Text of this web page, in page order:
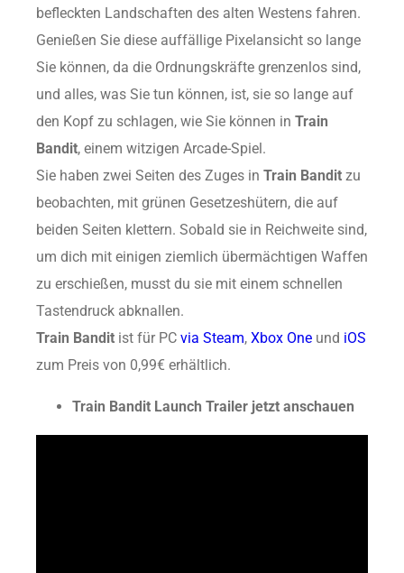
befleckten Landschaften des alten Westens fahren.
Genießen Sie diese auffällige Pixelansicht so lange
Sie können, da die Ordnungskräfte grenzenlos sind,
und alles, was Sie tun können, ist, sie so lange auf
den Kopf zu schlagen, wie Sie können in Train
Bandit, einem witzigen Arcade-Spiel.
Sie haben zwei Seiten des Zuges in Train Bandit zu
beobachten, mit grünen Gesetzeshütern, die auf
beiden Seiten klettern. Sobald sie in Reichweite sind,
um dich mit einigen ziemlich übermächtigen Waffen
zu erschießen, musst du sie mit einem schnellen
Tastendruck abknallen.
Train Bandit ist für PC via Steam, Xbox One und iOS
zum Preis von 0,99€ erhältlich.
Train Bandit Launch Trailer jetzt anschauen